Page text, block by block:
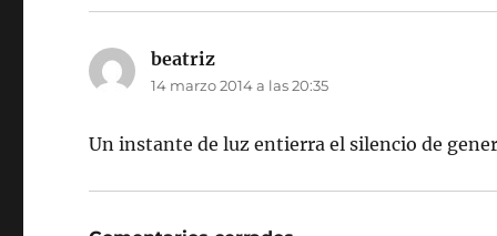
beatriz
14 marzo 2014 a las 20:35
Un instante de luz entierra el silencio de